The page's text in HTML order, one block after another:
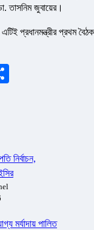
তাসনিম জুবায়ের।
এটিই প্রধানমন্ত্রীর প্রথম বৈঠক
নির্বাচন,
মর্যাদায় পালিত